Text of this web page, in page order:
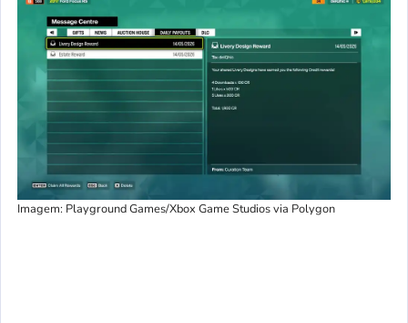
Imagem: Playground Games/Xbox Game Studios via Polygon